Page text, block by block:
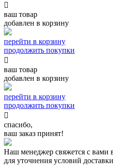

ваш товар
добавлен в корзину
перейти в корзину
продолжить покупки

ваш товар
добавлен в корзину
перейти в корзину
продолжить покупки

спасибо,
ваш заказ принят!
Наш менеджер свяжется с вами
для уточнения условий доставки